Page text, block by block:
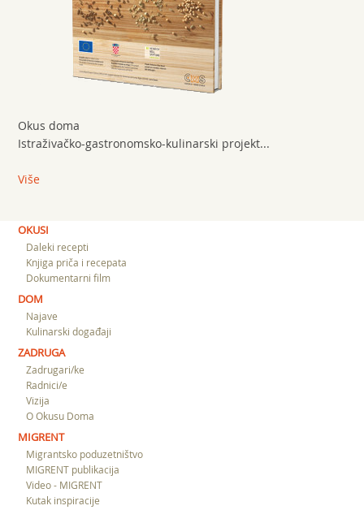
Okus doma
Istraživačko-gastronomsko-kulinarski projekt...
Više
OKUSI
Daleki recepti
Knjiga priča i recepata
Dokumentarni film
DOM
Najave
Kulinarski događaji
ZADRUGA
Zadrugari/ke
Radnici/e
Vizija
O Okusu Doma
MIGRENT
Migrantsko poduzetništvo
MIGRENT publikacija
Video - MIGRENT
Kutak inspiracije